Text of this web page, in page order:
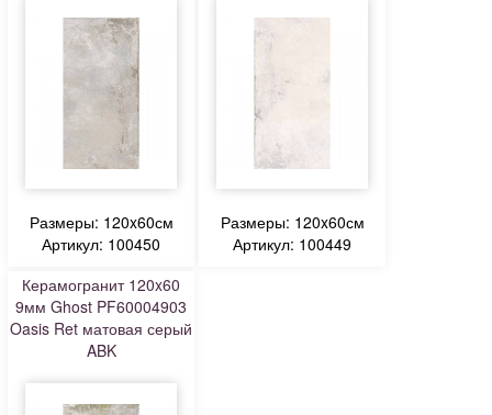
Размеры: 120x60см
Артикул: 100450
Размеры: 120x60см
Артикул: 100449
Керамогранит 120x60
9мм Ghost PF60004903
Oasis Ret матовая серый
ABK